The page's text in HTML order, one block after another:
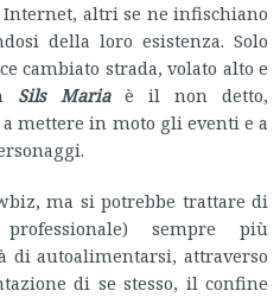
altri se ne infischiano
della loro esistenza. Solo
cambiato strada, volato alto e
Sils Mariaè il non detto,
mettere in moto gli eventi e a
ma si potrebbe trattare di
sempre più
di autoalimentarsi, attraverso
di se stesso, il confine